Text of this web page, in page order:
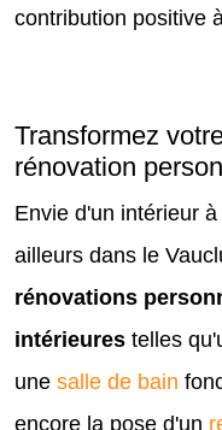
contribution positive
Transformez
rénovation
Envie d'un intérieur
ailleurs dans le
rénovations
intérieures telles
une salle de bain
encore la pose d'un